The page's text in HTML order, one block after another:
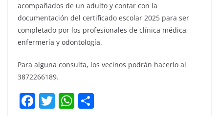
acompañados de un adulto y contar con la
documentación del certificado escolar 2025 para ser
completado por los profesionales de clínica médica,
enfermería y odontología.
Para alguna consulta, los vecinos podrán hacerlo al
3872266189.
F T W